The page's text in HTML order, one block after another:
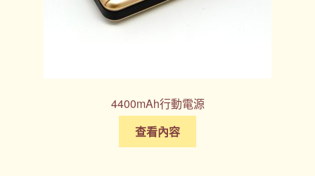
4400mAh行動電源
查看內容